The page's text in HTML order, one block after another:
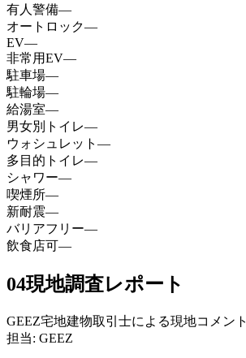
有人警備—
オートロック—
EV—
非常用EV—
駐車場—
駐輪場—
給湯室—
男女別トイレ—
ウォシュレット —
多目的トイレ—
シャワー—
喫煙所—
新耐震—
バリアフリー—
飲食店可—
04現地調査レポート
GEEZ宅地建物取引士による現地コメント
担当: GEEZ